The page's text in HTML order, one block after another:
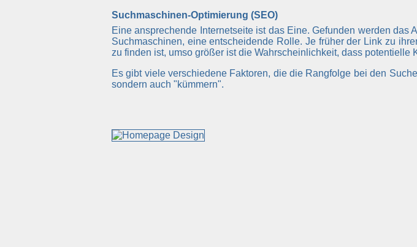
Suchmaschinen-Optimierung (SEO)
Eine ansprechende Internetseite ist das Eine. Gefunden werden das
Suchmaschinen, eine entscheidende Rolle. Je früher der Link zu
zu finden ist, umso größer ist die Wahrscheinlichkeit, dass potentielle
Es gibt viele verschiedene Faktoren, die die Rangfolge bei den
sondern auch "kümmern".